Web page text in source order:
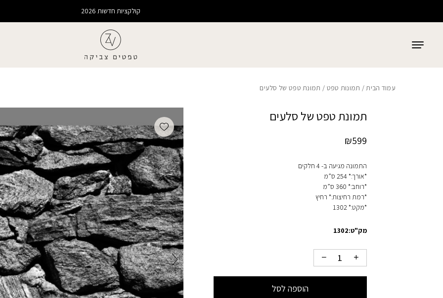
קולקציות חדשות 2026
עמוד הבית/ תמונות טפט / תמונת טפט של סלעים
תמונת טפט של סלעים
₪599
התמונה מגיעה ב- 4 חלקים
*אורך:* 254 ס”מ
*רוחב:* 360 ס”מ
*רמת רחיצות:* רחיץ
*מקט:* 1302
מק"ט:1302
הוספה לסל
Add wishlist